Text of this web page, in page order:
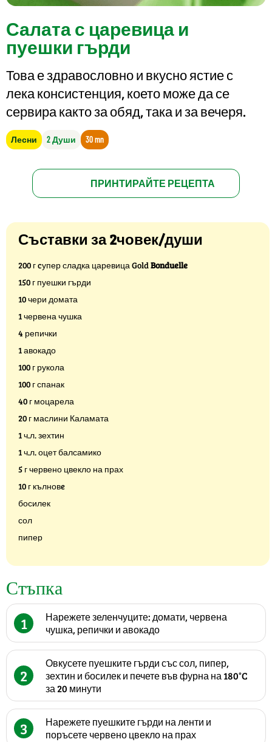
Салата с царевица и
пуешки гърди
Това е здравословно и вкусно ястие с
лека консистенция, което може да се
сервира както за обяд, така и за вечеря.
Лесни 2 Души 30 mn
ПРИНТИРАЙТЕ РЕЦЕПТА
Съставки за 2човек/души
200 г cупер сладка царевица GoldBonduelle
150 г пуешки гърди
10 чери домата
1 червена чушка
4 репички
1 авокадо
100 г рукола
100 г спанак
40 г моцарела
20 г маслини Каламата
1 ч.л. зехтин
1 ч.л. оцет балсамико
5 г червено цвекло на прах
10 г кълновe
босилек
сол
пипер
Стъпка
1
Нарежете зеленчуците: домати, червена
чушка, репички и авокадо
2
Овкусете пуешките гърди със сол, пипер,
зехтин и босилек и печете във фурна на 180°C
за 20 минути
3
Нарежете пуешките гърди на ленти и
поръсете червено цвекло на прах